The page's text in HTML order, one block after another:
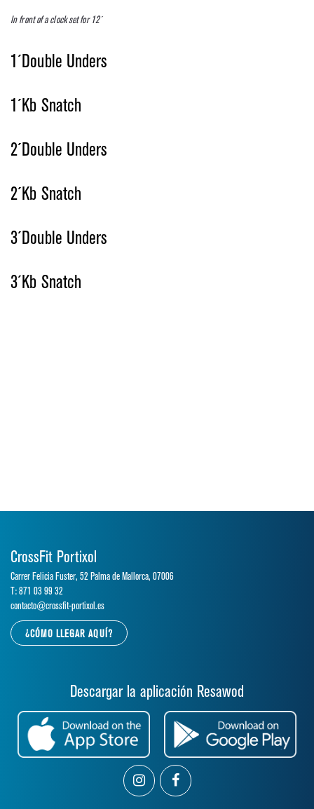
In front of a clock set for 12´
1´Double Unders
1´Kb Snatch
2´Double Unders
2´Kb Snatch
3´Double Unders
3´Kb Snatch
CrossFit Portixol
Carrer Felicia Fuster, 52 Palma de Mallorca, 07006
T: 871 03 99 32
contacto@crossfit-portixol.es
¿CÓMO LLEGAR AQUÍ?
Descargar la aplicación Resawod